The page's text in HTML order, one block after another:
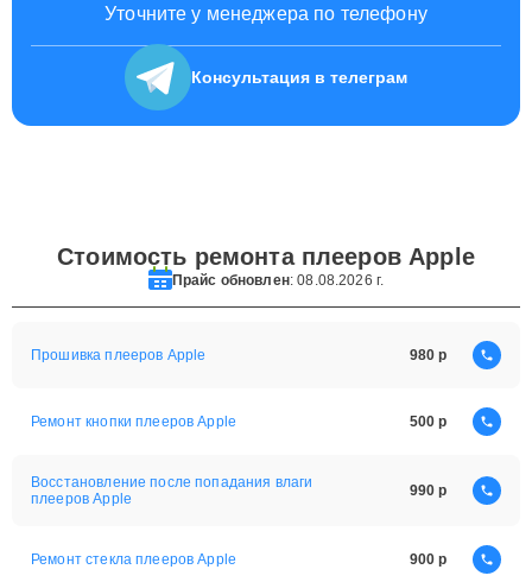
Уточните у менеджера по телефону
Консультация в телеграм
Стоимость ремонта плееров Apple
Прайс обновлен: 08.08.2026 г.
Прошивка плееров Apple 980
Ремонт кнопки плееров Apple 500
Восстановление после попадания влаги
плееров Apple
990
Ремонт стекла плееров Apple 900